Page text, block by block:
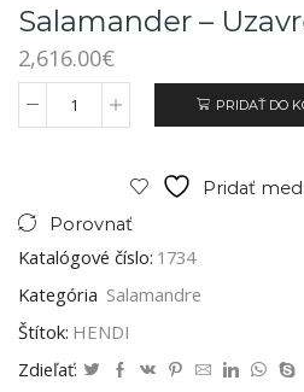
Salamander –
2,616.00€
PRIDAŤ DO
Pridať
Porovnať
Katalógové číslo: 1734
Kategória Salamandre
Štítok: HENDI
Zdieľať: